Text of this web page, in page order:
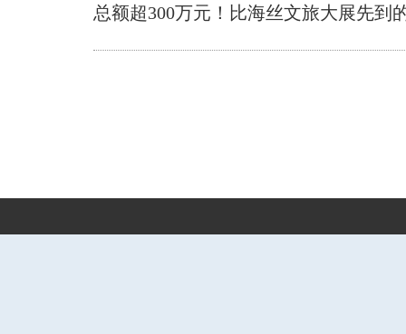
总额超300万元！比海丝文旅大展先到